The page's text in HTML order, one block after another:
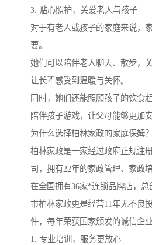
3. 贴心照护，关爱老人与孩子
对于有老人或孩子的家庭来说，
要。
她们可以陪伴老人聊天、散步，
让长辈感受到温暖与关怀。
同时，她们还能照顾孩子的饮食
陪伴孩子游戏，让父母能够更加
为什么选择柏林家政的家庭保姆？
柏林家政是一家经过政府正规注
司，拥有22年的家政管理、家政
在全国拥有36家*连锁品牌店，总
市柏林家政更是经营11年无不良
件，每年荣获国家颁发的诚信企业
1. 专业培训，服务更放心